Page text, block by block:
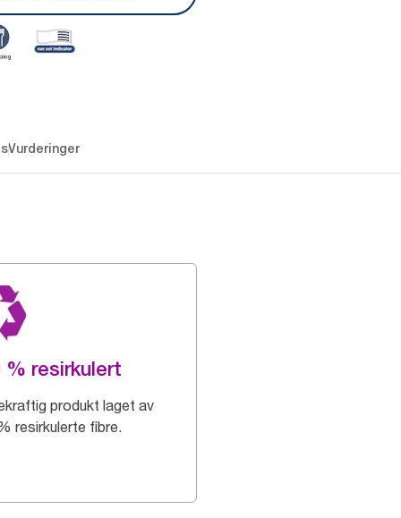
Vurderinger
% resirkulert
produkt laget av
resirkulerte fibre.